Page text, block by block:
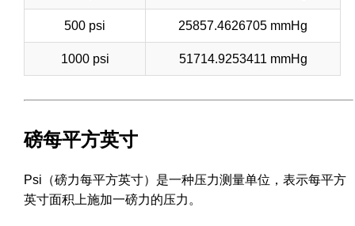
500 psi 25857.4626705 mmHg
1000 psi 51714.9253411 mmHg
磅每平方英寸
Psi（磅力每平方英寸）是一种压力测量单位，表示每平方
英寸面积上施加一磅力的压力。